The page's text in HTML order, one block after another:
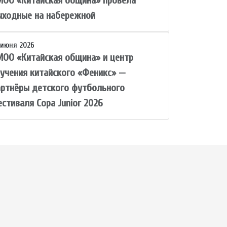
на набережной
2026
«Китайская община» и центр
китайского «Феникс» —
детского футбольного
Copa Junior 2026